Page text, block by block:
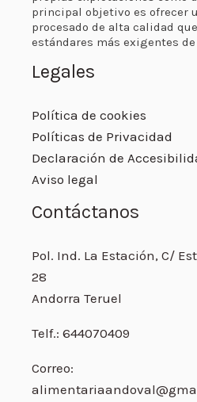
principal objetivo es ofrecer
procesado de alta calidad
estándares más exigentes
Legales
Política de cookies
Políticas de Privacidad
Declaración de
Aviso legal
Contáctanos
Pol. Ind. La Estación, C/
28
Andorra Teruel
Telf.: 644070409
Correo: